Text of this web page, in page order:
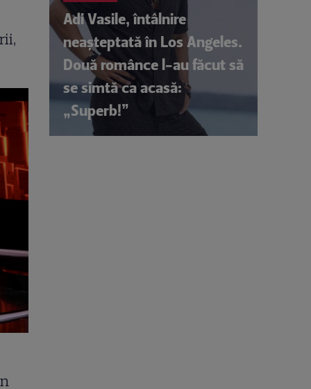
Adi Vasile, întâlnire
neașteptată în Los Angeles.
Două românce l-au făcut să
se simtă ca acasă:
„Superb!”